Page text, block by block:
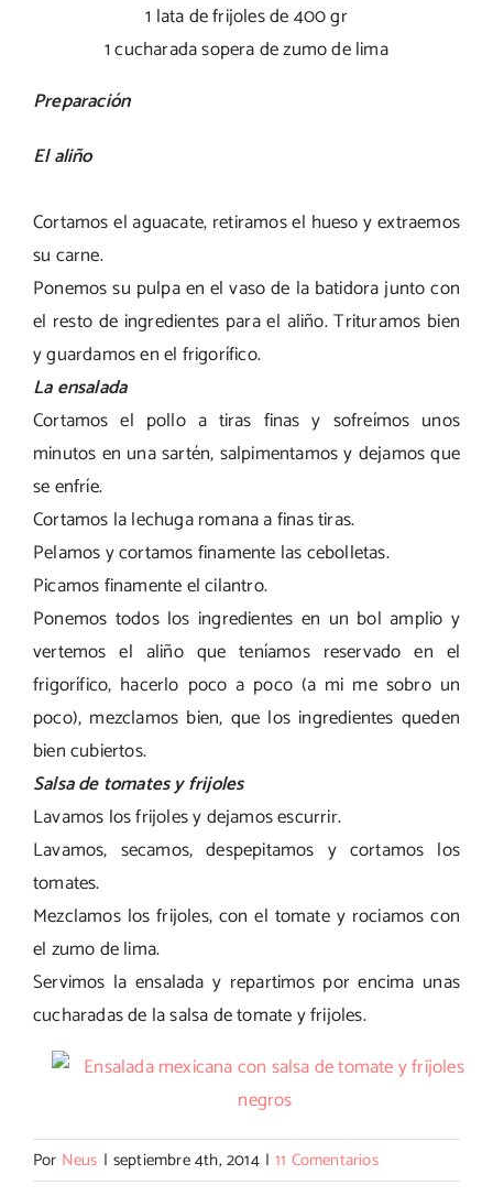
1 lata de frijoles de 400 gr
1 cucharada sopera de zumo de lima
Preparación
El aliño
Cortamos el aguacate, retiramos el hueso y extraemos
su carne.
Ponemos su pulpa en el vaso de la batidora junto con
el resto de ingredientes para el aliño. Trituramos bien
y guardamos en el frigorífico.
La ensalada
Cortamos el pollo a tiras finas y sofreímos unos
minutos en una sartén, salpimentamos y dejamos que
se enfríe.
Cortamos la lechuga romana a finas tiras.
Pelamos y cortamos finamente las cebolletas.
Picamos finamente el cilantro.
Ponemos todos los ingredientes en un bol amplio y
vertemos el aliño que teníamos reservado en el
frigorífico, hacerlo poco a poco (a mi me sobro un
poco), mezclamos bien, que los ingredientes queden
bien cubiertos.
Salsa de tomates y frijoles
Lavamos los frijoles y dejamos escurrir.
Lavamos, secamos, despepitamos y cortamos los
tomates.
Mezclamos los frijoles, con el tomate y rociamos con
el zumo de lima.
Servimos la ensalada y repartimos por encima unas
cucharadas de la salsa de tomate y frijoles.
Por Neus | septiembre 4th, 2014 | 11 Comentarios